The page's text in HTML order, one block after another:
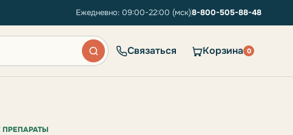
Ежедневно: 09:00-22:00 (мск)8-800-505-88-48
Связаться Корзина 0